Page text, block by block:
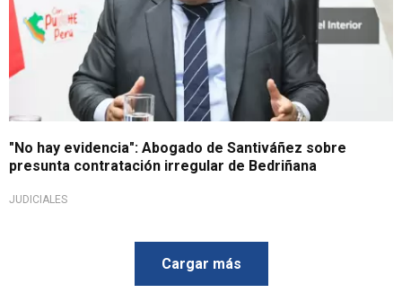
"No hay evidencia": Abogado de Santiváñez sobre
presunta contratación irregular de Bedriñana
JUDICIALES
Cargar más